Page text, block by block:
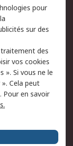
des E-mails
anti-
pour
sur des
des
vos cookies
». Si vous ne le
Cela peut
Pour en savoir